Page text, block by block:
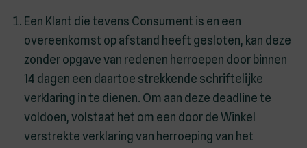
Een Klant die tevens Consument is en een
overeenkomst op afstand heeft gesloten, kan deze
zonder opgave van redenen herroepen door binnen
14 dagen een daartoe strekkende schriftelijke
verklaring in te dienen. Om aan deze deadline te
voldoen, volstaat het om een door de Winkel
verstrekte verklaring van herroeping van het